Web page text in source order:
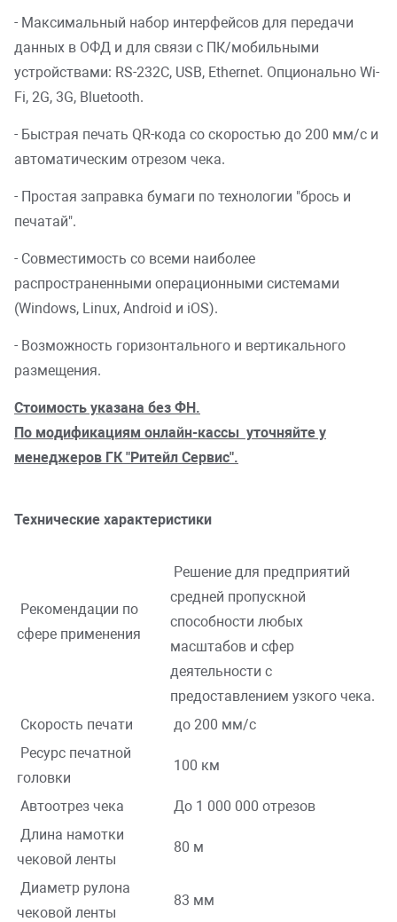
- Максимальный набор интерфейсов для передачи
данных в ОФД и для связи с ПК/мобильными
устройствами: RS-232C, USB, Ethernet. Опционально Wi-
Fi, 2G, 3G, Bluetooth.
- Быстрая печать QR-кода со скоростью до 200 мм/с и
автоматическим отрезом чека.
- Простая заправка бумаги по технологии "брось и
печатай".
- Совместимость со всеми наиболее
распространенными операционными системами
(Windows, Linux, Android и iOS).
- Возможность горизонтального и вертикального
размещения.
Стоимость указана без ФН.
По модификациям онлайн-кассы уточняйте у
менеджеров ГК "Ритейл Сервис".
Технические характеристики
Рекомендации по
сфере применения
Решение для предприятий
средней пропускной
способности любых
масштабов и сфер
деятельности с
предоставлением узкого чека.
Скорость печати
до 200 мм/с
Ресурс печатной
головки
100 км
Автоотрез чека
До 1 000 000 отрезов
Длина намотки
чековой ленты
80 м
Диаметр рулона
чековой ленты
83 мм